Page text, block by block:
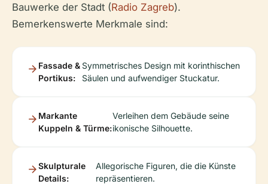
Bauwerke der Stadt (Radio Zagreb).
Bemerkenswerte Merkmale sind:
Fassade &
Portikus:
Symmetrisches Design mit korinthischen
Säulen und aufwendiger Stuckatur.
Markante
Kuppeln & Türme:
Verleihen dem Gebäude seine
ikonische Silhouette.
Skulpturale
Details:
Allegorische Figuren, die die Künste
repräsentieren.